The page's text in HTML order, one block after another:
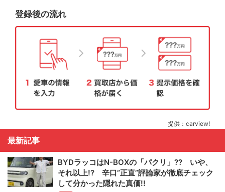
登録後の流れ
提供：carview!
最新記事
BYDラッコはN-BOXの「パクリ」?? いや、
それ以上!? 辛口”正直”評論家が徹底チェック
して分かった隠れた真価!!